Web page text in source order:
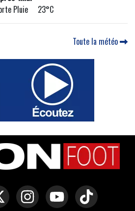
Pluie 23°C
Toute la météo